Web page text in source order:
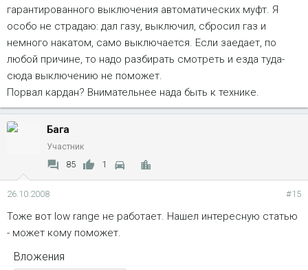
гарантированного выключения автоматических муфт. Я
особо не страдаю: дал газу, выключил, сбросил газ и
немного накатом, само выключается. Если заедает, по
любой причине, то надо разбирать смотреть и езда туда-
сюда выключению не поможет.
Порвал кардан? Внимательнее нада быть к технике.
Бага
Участник
85 1
26.10.2008 #15
Тоже вот low range не работает. Нашел интересную статью
- может кому поможет.
Вложения